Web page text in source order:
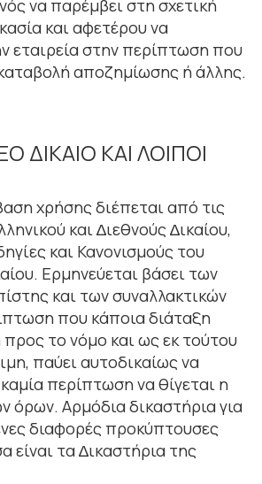
να παρέµβει στη σχετική
και αφετέρου να
εταιρεία στην περίπτωση που
αποζηµίωσης ή άλλης.
ΔΙΚΑΙΟ ΚΑΙ ΛΟΙΠΟΙ
χρήσης διέπεται από τις
και ∆ιεθνούς ∆ικαίου,
και Κανονισµούς του
Ερµηνεύεται βάσει των
και των συναλλακτικών
που κάποια διάταξη
προς το νόµο και ως εκ τούτου
παύει αυτοδικαίως να
καµία περίπτωση να θίγεται η
όρων. Αρµόδια δικαστήρια για
διαφορές προκύπτουσες
είναι τα ∆ικαστήρια της